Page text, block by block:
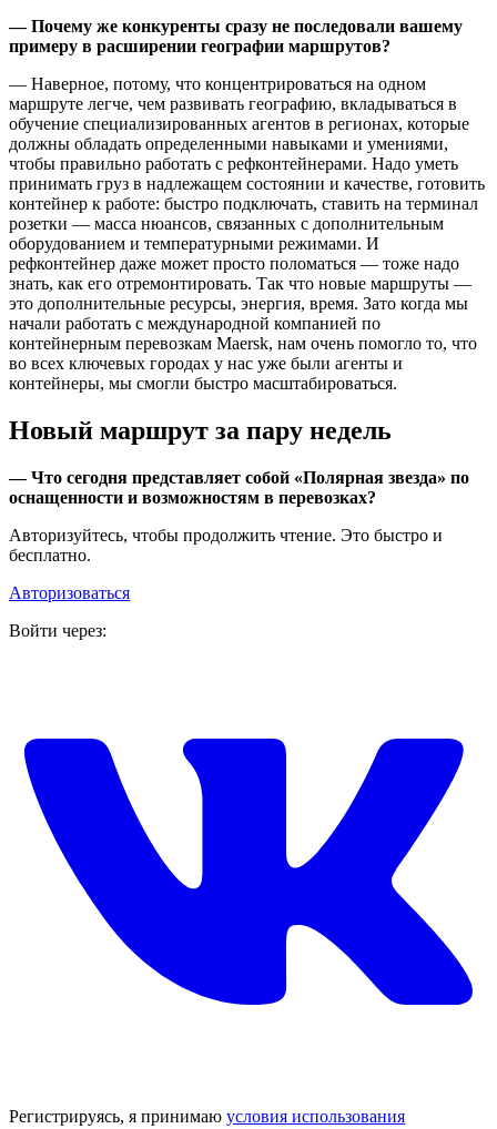
— Почему же конкуренты сразу не последовали вашему
примеру в расширении географии маршрутов?
— Наверное, потому, что концентрироваться на одном
маршруте легче, чем развивать географию, вкладываться в
обучение специализированных агентов в регионах, которые
должны обладать определенными навыками и умениями,
чтобы правильно работать с рефконтейнерами. Надо уметь
принимать груз в надлежащем состоянии и качестве, готовить
контейнер к работе: быстро подключать, ставить на терминал
розетки — масса нюансов, связанных с дополнительным
оборудованием и температурными режимами. И
рефконтейнер даже может просто поломаться — тоже надо
знать, как его отремонтировать. Так что новые маршруты —
это дополнительные ресурсы, энергия, время. Зато когда мы
начали работать с международной компанией по
контейнерным перевозкам Maersk, нам очень помогло то, что
во всех ключевых городах у нас уже были агенты и
контейнеры, мы смогли быстро масштабироваться.
Новый маршрут за пару недель
— Что сегодня представляет собой «Полярная звезда» по
оснащенности и возможностям в перевозках?
Авторизуйтесь, чтобы продолжить чтение. Это быстро и
бесплатно.
Авторизоваться
Войти через:
Регистрируясь, я принимаю условия использования